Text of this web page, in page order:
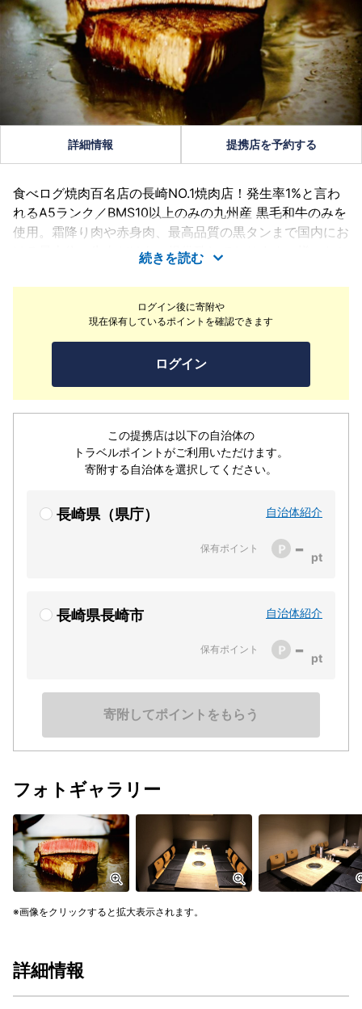
ログイン後に寄附や
現在保有しているポイントを確認できます
ログイン
この提携店は以下の自治体の
トラベルポイントがご利用いただけます。
寄附する自治体を選択してください。
長崎県（県庁） 自治体紹介
保有ポイント -
長崎県長崎市 自治体紹介
保有ポイント -
寄附してポイントをもらう
詳細情報 提携店を予約する
食べログ焼肉百名店の長崎NO.1焼肉店！発生率1%と言わ
れるA5ランク／BMS10以上のみの九州産 黒毛和牛のみを
使用。霜降り肉や赤身肉、最高品質の黒タンまで国内にお
ける最上位の牛肉だけをご提供致しております。様々なシ
ーンで御利用頂けるよう、コースや盛合せも豊富にご用意
致しております！
続きを読む
フォトギャラリー
画像をクリックすると拡大表示されます。
詳細情報